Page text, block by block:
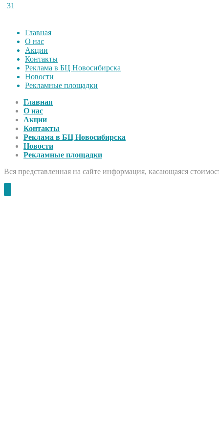
31
Главная
О нас
Акции
Контакты
Реклама в БЦ Новосибирска
Новости
Рекламные площадки
Главная
О нас
Акции
Контакты
Реклама в БЦ Новосибирска
Новости
Рекламные площадки
Вся представленная на сайте информация, касающаяся